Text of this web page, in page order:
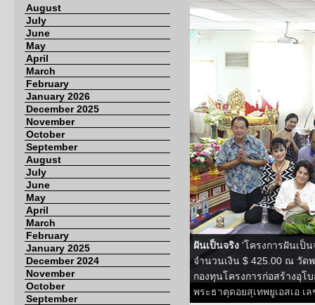
August
July
June
May
April
March
February
January 2026
December 2025
November
October
September
August
July
June
May
April
March
February
January 2025
December 2024
November
October
September
ฝันเป็นจริง 'โครงการฝันเป็
จำนวนเงิน $ 425.00 ณ วัด
กองทุนโครงการก่อสร้างอุ
พระธาตุดอยสุเทพยูเอสเอ เ